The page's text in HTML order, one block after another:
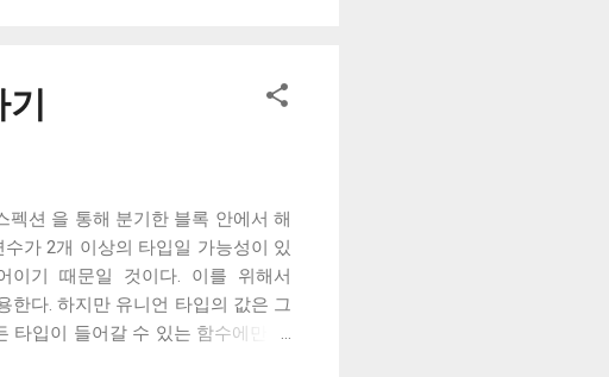
펙션 을 통해 분기한 블록 안에서 해
가 2개 이상의 타입일 가능성이 있
이기 때문일 것이다. 이를 위해서
한다. 하지만 유니언 타입의 값은 그
입이 들어갈 수 있는 함수에만 사